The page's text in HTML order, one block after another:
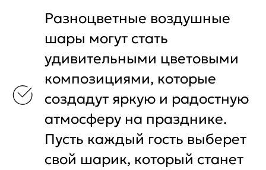
Разноцветные воздушные
шары могут стать
удивительными цветовыми
композициями, которые
создадут яркую и радостную
атмосферу на празднике.
Пусть каждый гость выберет
свой шарик, который станет